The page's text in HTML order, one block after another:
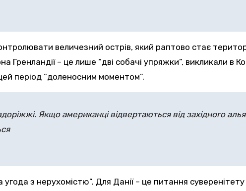
величезний острів, який раптово стає
– це лише “дві собачі упряжки”, викликали в
період “доленосним моментом”.
Якщо американці відвертаються від західного
з нерухомістю”. Для Данії – це питання суверенітету